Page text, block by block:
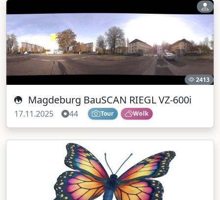
2413
Magdeburg BauSCAN RIEGL VZ-600i
17.11.2025 44 Tour Wolk